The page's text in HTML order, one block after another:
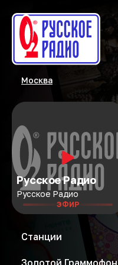
Москва
Русское Радио
Русское Радио
ЭФИР
Станции
Золотой Граммофон